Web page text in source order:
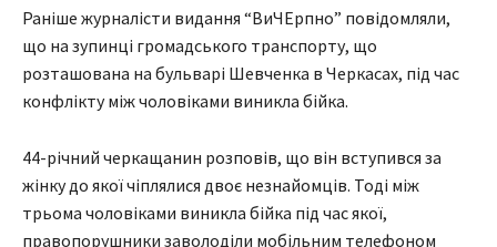
Раніше журналісти видання “ВиЧЕрпно” повідомляли,
що на зупинці громадського транспорту, що
розташована на бульварі Шевченка в Черкасах, під час
конфлікту між чоловіками виникла бійка.
44-річний черкащанин розповів, що він вступився за
жінку до якої чіплялися двоє незнайомців. Тоді між
трьома чоловіками виникла бійка під час якої,
правопорушники заволоділи мобільним телефоном